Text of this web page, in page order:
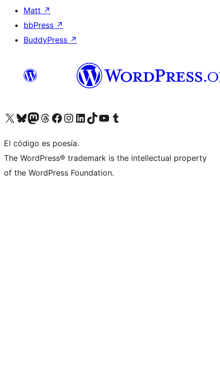
Matt ↗
bbPress ↗
BuddyPress ↗
Visita nuestra cuenta de X (anteriormente Twitter)
Visita nuestra cuenta de Bluesky
Visita nuestra cuenta de Mastodon
Visita nuestra cuenta de Threads
Visita nuestra página de Facebook
Visita nuestra cuenta de Instagram
Visita nuestra cuenta de LinkedIn
Visita nuestra cuenta de TikTok
Visita nuestro canal de YouTube
Visita nuestra cuenta de Tumblr
El código es poesía.
The WordPress® trademark is the intellectual property
of the WordPress Foundation.